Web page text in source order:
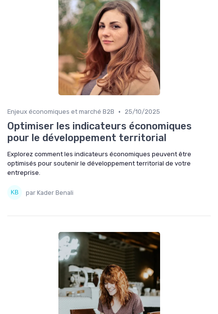
Enjeux économiques et marché B2B • 25/10/2025
Optimiser les indicateurs économiques
pour le développement territorial
Explorez comment les indicateurs économiques peuvent être
optimisés pour soutenir le développement territorial de votre
entreprise.
par Kader Benali